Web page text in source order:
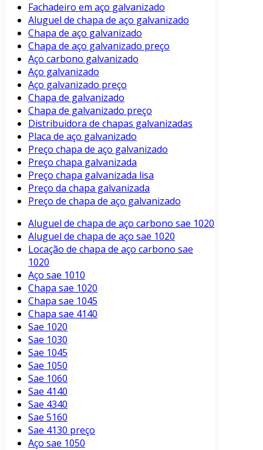
Fachadeiro em aço galvanizado
Aluguel de chapa de aço galvanizado
Chapa de aço galvanizado
Chapa de aço galvanizado preço
Aço carbono galvanizado
Aço galvanizado
Aço galvanizado preço
Chapa de galvanizado
Chapa de galvanizado preço
Distribuidora de chapas galvanizadas
Placa de aço galvanizado
Preço chapa de aço galvanizado
Preço chapa galvanizada
Preço chapa galvanizada lisa
Preço da chapa galvanizada
Preço de chapa de aço galvanizado
Aluguel de chapa de aço carbono sae 1020
Aluguel de chapa de aço sae 1020
Locação de chapa de aço carbono sae
1020
Aço sae 1010
Chapa sae 1020
Chapa sae 1045
Chapa sae 4140
Sae 1020
Sae 1030
Sae 1045
Sae 1050
Sae 1060
Sae 4140
Sae 4340
Sae 5160
Sae 4130 preço
Aço sae 1050